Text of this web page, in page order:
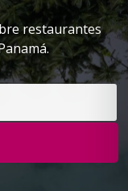
restaurantes